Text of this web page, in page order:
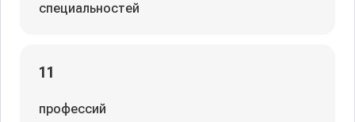
специальностей
11
профессий